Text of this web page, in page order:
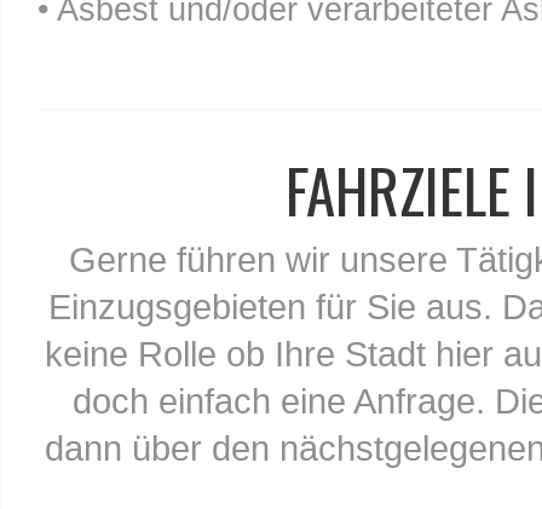
• Asbest und/oder verarbeiteter
Gerne führen wir unsere
Einzugsgebieten für Sie aus.
keine Rolle ob Ihre Stadt hier
doch einfach eine Anfrage.
dann über den